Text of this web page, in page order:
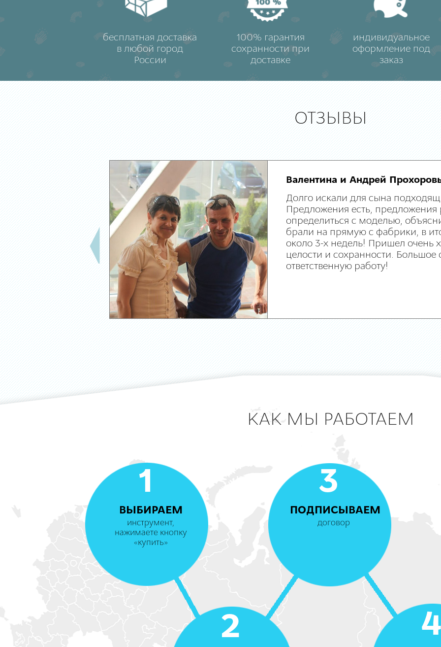
бесплатная доставка
в любой город
России
100% гарантия
сохранности при
доставке
индивидуальное
оформление под
заказ
ОТЗЫВЫ
Валентина и Андрей
Долго искали для сына
Предложения есть, предложения
определиться с моделью,
брали на прямую с фабрики, в
около 3-х недель! Пришел очень
целости и сохранности. Большое
ответственную работу!
КАК МЫ РАБОТАЕМ
1
ВЫБИРАЕМ
инструмент,
нажимаете кнопку
«купить»
3
ПОДПИСЫВАЕМ
договор
2 4